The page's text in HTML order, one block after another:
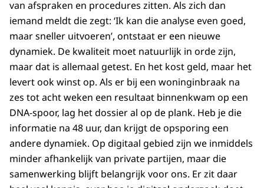
van afspraken en procedures zitten. Als zich dan
iemand meldt die zegt: ‘Ik kan die analyse even goed,
maar sneller uitvoeren’, ontstaat er een nieuwe
dynamiek. De kwaliteit moet natuurlijk in orde zijn,
maar dat is allemaal getest. En het kost geld, maar het
levert ook winst op. Als er bij een woninginbraak na
zes tot acht weken een resultaat binnenkwam op een
DNA-spoor, lag het dossier al op de plank. Heb je die
informatie na 48 uur, dan krijgt de opsporing een
andere dynamiek. Op digitaal gebied zijn we inmiddels
minder afhankelijk van private partijen, maar die
samenwerking blijft belangrijk voor ons. Er zit daar